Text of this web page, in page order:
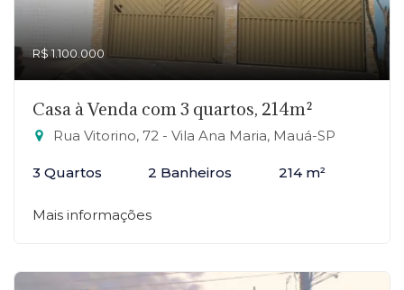
R$ 1.100.000
Casa à Venda com 3 quartos, 214m²
Rua Vitorino, 72 - Vila Ana Maria, Mauá-SP
3 Quartos 2 Banheiros 214 m²
Mais informações